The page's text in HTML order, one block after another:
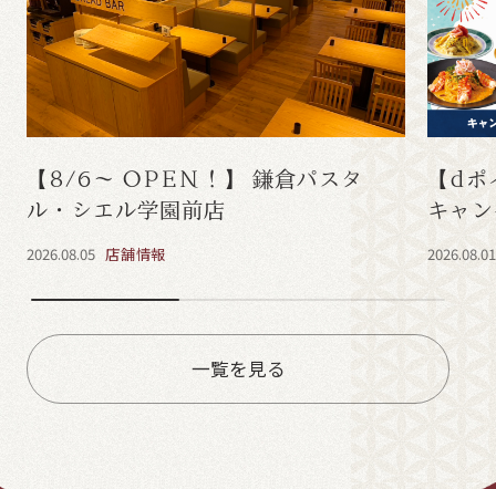
【8/6～ OPEN！】 鎌倉パスタ
ル・シエル学園前店
2026.08.05 店舗情報
【d
キャ
2026.08.01
一覧を見る